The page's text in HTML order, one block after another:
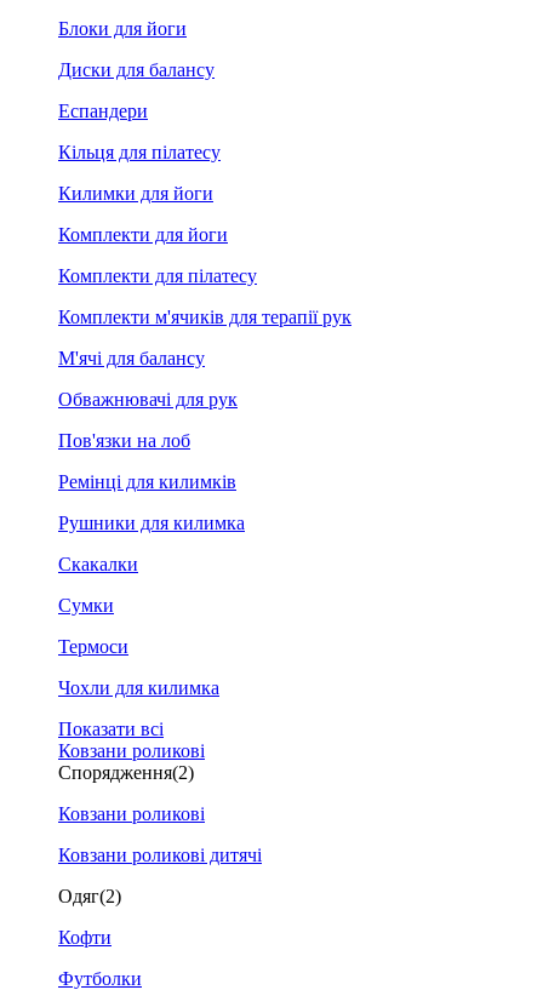
Блоки для йоги
Диски для балансу
Еспандери
Кільця для пілатесу
Килимки для йоги
Комплекти для йоги
Комплекти для пілатесу
Комплекти м'ячиків для терапії рук
М'ячі для балансу
Обважнювачі для рук
Пов'язки на лоб
Ремінці для килимків
Рушники для килимка
Скакалки
Сумки
Термоси
Чохли для килимка
Показати всі
Ковзани роликові
Спорядження(2)
Ковзани роликові
Ковзани роликові дитячі
Одяг(2)
Кофти
Футболки